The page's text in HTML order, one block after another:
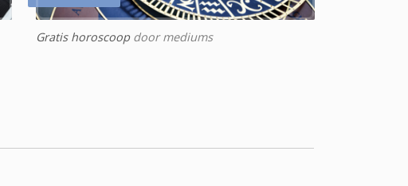
Gratis horoscoopdoor mediums